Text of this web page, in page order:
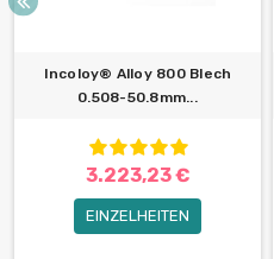
Incoloy® Alloy 800 Blech
0.508-50.8mm...
3.223,23 €
EINZELHEITEN